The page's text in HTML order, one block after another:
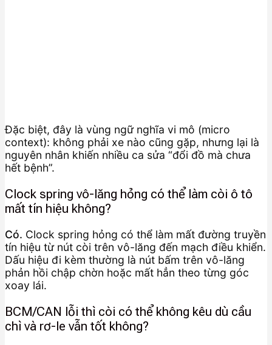
Đặc biệt, đây là vùng ngữ nghĩa vi mô (micro
context): không phải xe nào cũng gặp, nhưng lại là
nguyên nhân khiến nhiều ca sửa “đổi đồ mà chưa
hết bệnh”.
Clock spring vô-lăng hỏng có thể làm còi ô tô
mất tín hiệu không?
Có. Clock spring hỏng có thể làm mất đường truyền
tín hiệu từ nút còi trên vô-lăng đến mạch điều khiển.
Dấu hiệu đi kèm thường là nút bấm trên vô-lăng
phản hồi chập chờn hoặc mất hẳn theo từng góc
xoay lái.
BCM/CAN lỗi thì còi có thể không kêu dù cầu
chì và rơ-le vẫn tốt không?